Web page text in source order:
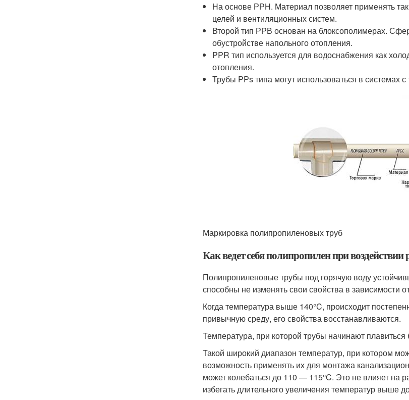
На основе РРН. Материал позволяет применять
целей и вентиляционных систем.
Второй тип РРВ основан на блоксополимерах.
обустройстве напольного отопления.
PPR тип используется для водоснабжения как
отопления.
Трубы PPs типа могут использоваться в
Маркировка полипропиленовых труб
Как ведет себя полипропилен при
Полипропиленовые трубы под горячую воду
способны не изменять свои свойства в зависимости
Когда температура выше 140°C, происходит
привычную среду, его свойства восстанавливаются.
Температура, при которой трубы начинают плавиться
Такой широкий диапазон температур, при котором
возможность применять их для монтажа
может колебаться до 110 — 115°C. Это не влияет на
избегать длительного увеличения температур выше